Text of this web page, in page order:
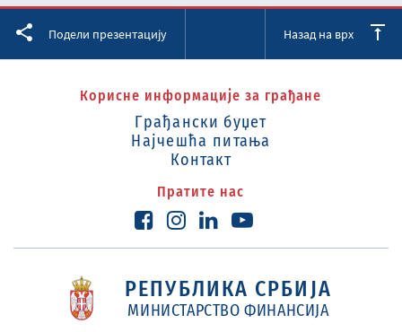
Подели презентацију Назад на врх
Корисне информације за грађане
Грађански буџет
Најчешћа питања
Контакт
Пратите нас
РЕПУБЛИКА СРБИЈА
МИНИСТАРСТВО ФИНАНСИЈА